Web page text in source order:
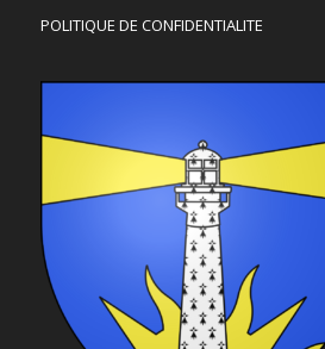
POLITIQUE DE CONFIDENTIALITE